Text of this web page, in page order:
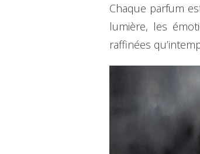
Chaque parfum
lumière, les
raffinées